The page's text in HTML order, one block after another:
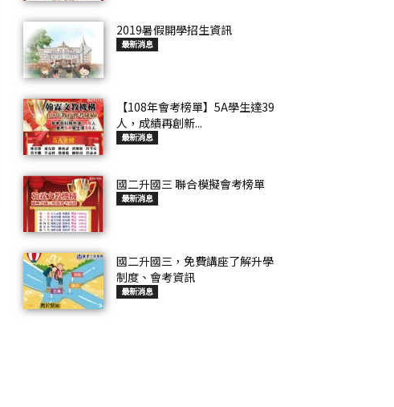
2019暑假開學招生資訊
最新消息
【108年會考榜單】5A學生達39
人，成績再創新...
最新消息
國二升國三 聯合模擬會考榜單
最新消息
國二升國三，免費講座了解升學
制度、會考資訊
最新消息